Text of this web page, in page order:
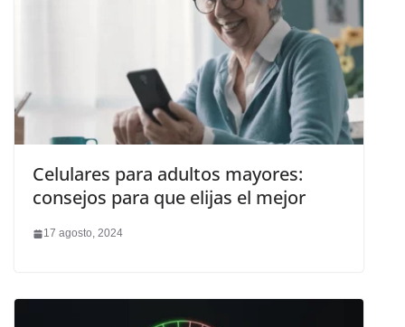
Celulares para adultos mayores:
consejos para que elijas el mejor
17 agosto, 2024